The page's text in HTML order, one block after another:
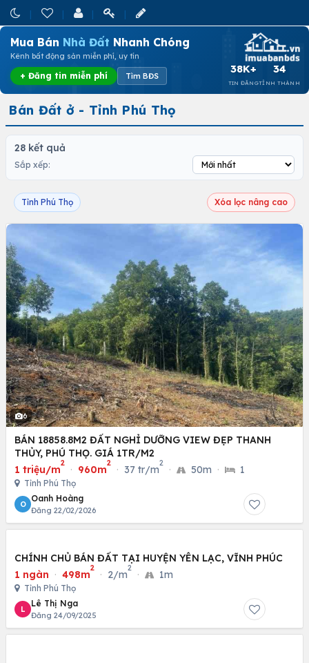
Mua Bán Nhà Đất Nhanh Chóng
Kênh bất động sản miễn phí, uy tín
+ Đăng tin miễn phí Tìm BĐS
38K+
TIN ĐĂNG
34
TỈNH THÀNH
Bán Đất ở - Tỉnh Phú Thọ
28 kết quả
Sắp xếp:
Tỉnh Phú Thọ Xóa lọc nâng cao
6
BÁN 18858.8M2 ĐẤT NGHỈ DƯỠNG VIEW ĐẸP THANH
THỦY, PHÚ THỌ. GIÁ 1TR/M2
1 triệu/m
2
· 960m
2
· 37 tr/m
2
· 50m · 1
Tỉnh Phú Thọ
O
Oanh Hoàng
Đăng 22/02/2026
CHÍNH CHỦ BÁN ĐẤT TẠI HUYỆN YÊN LẠC, VĨNH PHÚC
1 ngàn · 498m
2
· 2/m
2
· 1m
Tỉnh Phú Thọ
L
Lê Thị Nga
Đăng 24/09/2025